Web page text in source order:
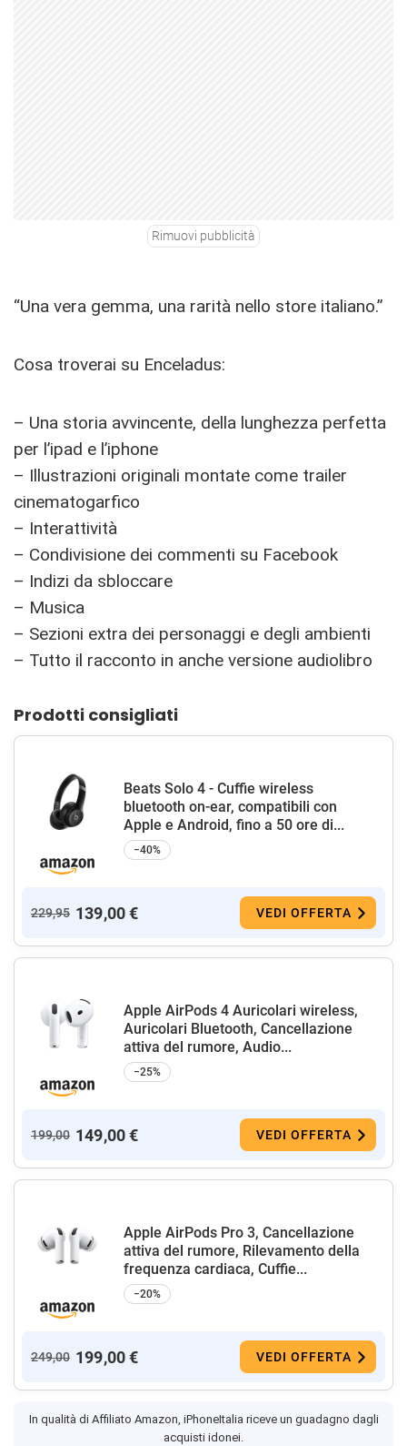
Rimuovi pubblicità
“Una vera gemma, una rarità nello store italiano.”
Cosa troverai su Enceladus:
– Una storia avvincente, della lunghezza perfetta
per l’ipad e l’iphone
– Illustrazioni originali montate come trailer
cinematogarfico
– Interattività
– Condivisione dei commenti su Facebook
– Indizi da sbloccare
– Musica
– Sezioni extra dei personaggi e degli ambienti
– Tutto il racconto in anche versione audiolibro
Prodotti consigliati
Beats Solo 4 - Cuffie wireless
bluetooth on-ear, compatibili con
Apple e Android, fino a 50 ore di...
−40%
229,95 139,00 € VEDI OFFERTA
Apple AirPods 4 Auricolari wireless,
Auricolari Bluetooth, Cancellazione
attiva del rumore, Audio...
−25%
199,00 149,00 € VEDI OFFERTA
Apple AirPods Pro 3, Cancellazione
attiva del rumore, Rilevamento della
frequenza cardiaca, Cuffie...
−20%
249,00 199,00 € VEDI OFFERTA
In qualità di Affiliato Amazon, iPhoneItalia riceve un guadagno dagli
acquisti idonei.